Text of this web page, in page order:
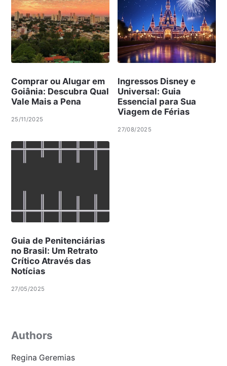
Comprar ou Alugar em
Goiânia: Descubra Qual
Vale Mais a Pena
25/11/2025
Ingressos Disney e
Universal: Guia
Essencial para Sua
Viagem de Férias
27/08/2025
Guia de Penitenciárias
no Brasil: Um Retrato
Crítico Através das
Notícias
27/05/2025
Authors
Regina Geremias